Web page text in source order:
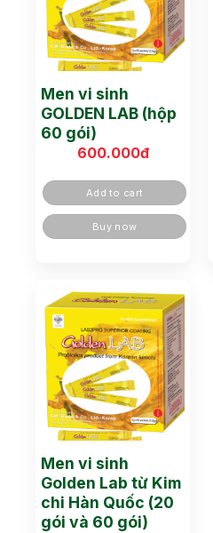
Men vi sinh
GOLDEN LAB (hộp
60 gói)
600.000đ
Add to cart
Buy now
Men vi sinh
Golden Lab từ Kim
chi Hàn Quốc (20
gói và 60 gói)